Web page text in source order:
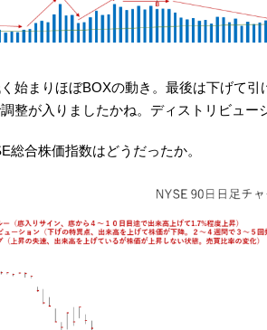
始まりほぼBOXの動き。最後は下げて引
整が入りましたかね。ディストリビュー
総合株価指数はどうだったか。